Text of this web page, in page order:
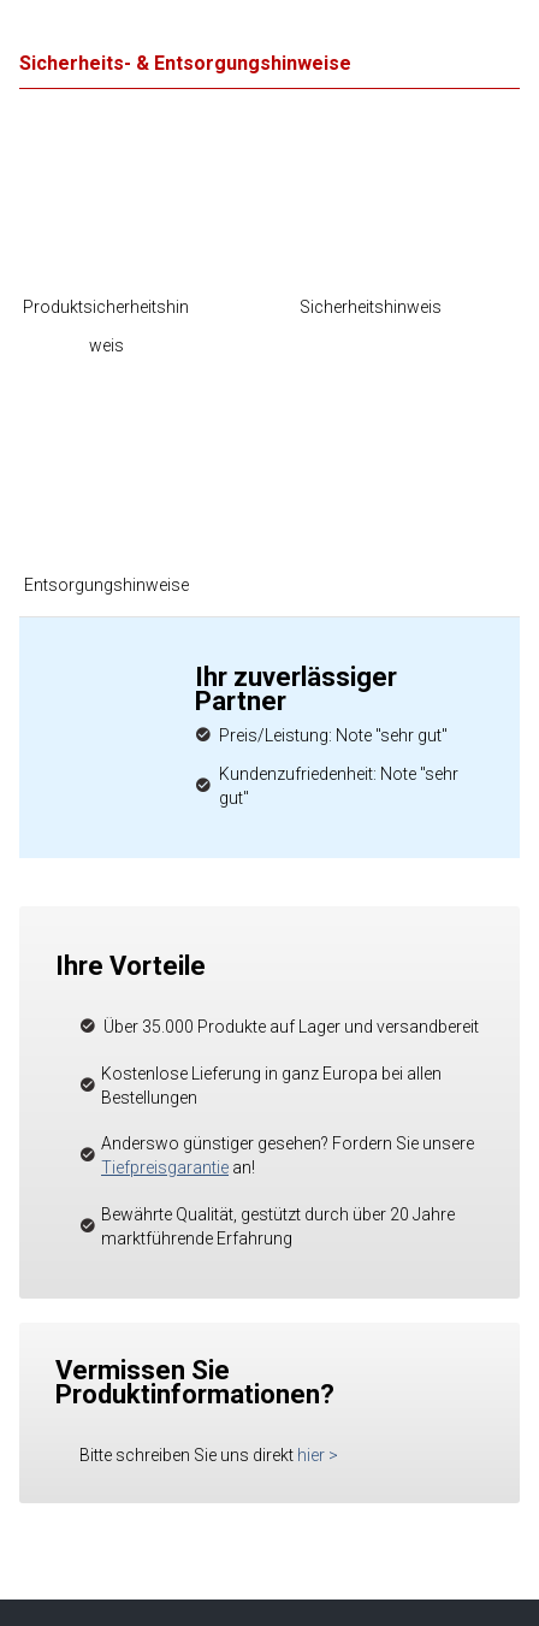
Sicherheits- & Entsorgungshinweise
Produktsicherheitshin
weis
Sicherheitshinweis
Entsorgungshinweise
Ihr zuverlässiger
Partner
Preis/Leistung: Note "sehr gut"
Kundenzufriedenheit: Note "sehr
gut"
Ihre Vorteile
Über 35.000 Produkte auf Lager und versandbereit
Kostenlose Lieferung in ganz Europa bei allen
Bestellungen
Anderswo günstiger gesehen? Fordern Sie unsere
Tiefpreisgarantie an!
Bewährte Qualität, gestützt durch über 20 Jahre
marktführende Erfahrung
Vermissen Sie
Produktinformationen?
Bitte schreiben Sie uns direkt hier >